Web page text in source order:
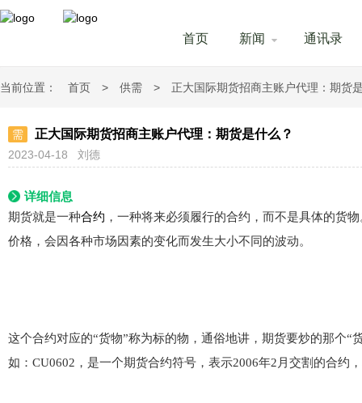
首页 新闻 通讯录
当前位置： 首页 > 供需 > 正大国际期货招商主账户代理：期货
需 正大国际期货招商主账户代理：期货是什么？
2023-04-18 刘德
详细信息
期货就是一种合约 ，一种将来必须履行的合约，而不是具体的货物
价格， 会因各种市场因素的变化而发生大小不同的波动。
这个合约对应的“货物”称为标的物，通俗地讲，期货要炒的那个“
如：CU0602，是一个期货合约符号，表示2006年2月交割的合约